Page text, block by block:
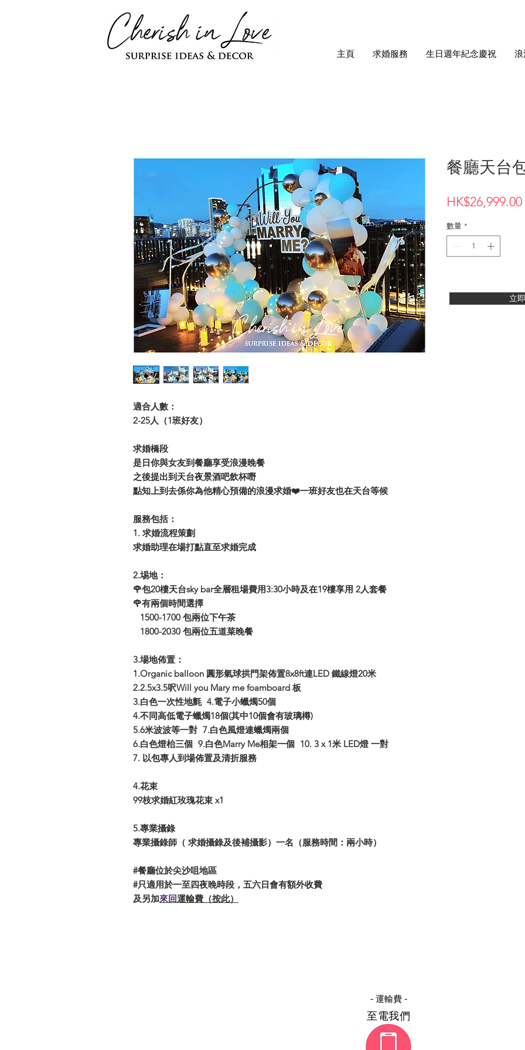
主頁 求婚服務 生日週年紀念慶祝
適合人數：
2-25人（1班好友）
求婚橋段
是日你與女友到餐廳享受浪漫晚餐
之後提出到天台夜景酒吧飲杯嘢
點知上到去係你為他精心預備的浪漫求婚❤️一班好友也在天台等候
服務包括：
1. 求婚流程策劃
求婚助理在場打點直至求婚完成
2.埸地：
🌹包20樓天台sky bar全層租場費用3:30小時及在19樓享用 2人套餐
🌹有兩個時間選擇
1500-1700 包兩位下午茶
1800-2030 包兩位五道菜晚餐
3.場地佈置：
1.Organic balloon 圓形氣球拱門架佈置8x8ft連LED 鐵線燈20米
2.2.5x3.5呎Will you Mary me foamboard 板
3.白色一次性地氈 4.電子小蠟燭50個
4.不同高低電子蠟燭18個(其中10個會有玻璃樽)
5.6米波波等一對 7.白色風燈連蠟燭兩個
6.白色燈枱三個 9.白色Marry Me相架一個 10. 3 x 1米 LED燈 一對
7. 以包專人到場佈置及清折服務
4.花束
99枝求婚紅玫瑰花束 x1
5.專業攝錄
專業攝錄師（ 求婚攝錄及後補攝影）一名（服務時間：兩小時）
#餐廳位於尖沙咀地區
#只適用於一至四夜晚時段，五六日會有額外收費
及另加來回運輸費（按此）
餐廳天台
HK$26,999.00
數量 *
立
- 運輸費 -
至電我們